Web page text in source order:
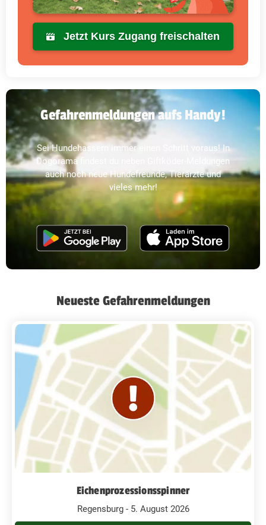
Jetzt Kurs Zugang freischalten
Gefahrenmeldungen aufs Handy!
Sei Hundehassern immer einen Schritt voraus! In
Dogorama findest du neben Giftköder-Meldungen
auch noch neue Hundefreunde, Tierärzte und
vieles mehr!
Neueste Gefahrenmeldungen
Eichenprozessionsspinner
Regensburg - 5. August 2026